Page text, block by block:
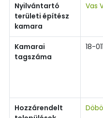
Nyilvántartó
területi építész
kamara
Vas
Kamarai
tagszáma
18-
Hozzárendelt